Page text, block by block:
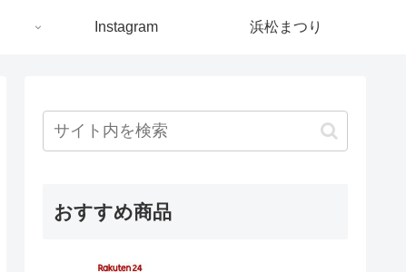
Instagram 浜松まつり
おすすめ商品